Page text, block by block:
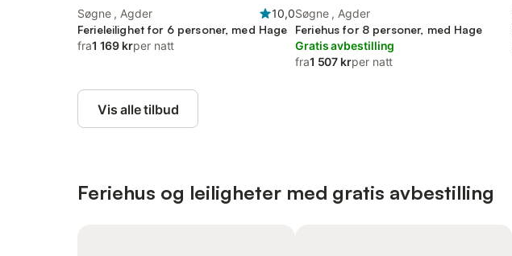
Søgne , Agder
10,0
Ferieleilighet for 6 personer, med Hage
fra1 169 krper natt
Søgne , Agder
Feriehus for 8 personer, med Hage
Gratis avbestilling
fra1 507 krper natt
Vis alle tilbud
Feriehus og leiligheter med gratis avbestilling